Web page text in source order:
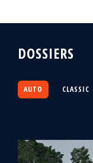
DOSSIERS
AUTO CLASSIC